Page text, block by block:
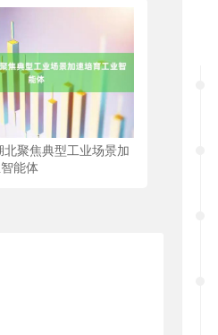
聚焦典型工业场景加
能体